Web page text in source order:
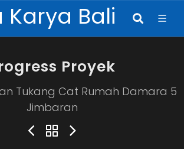
Proyek
Tukang Cat Rumah Damara 5
Jimbaran